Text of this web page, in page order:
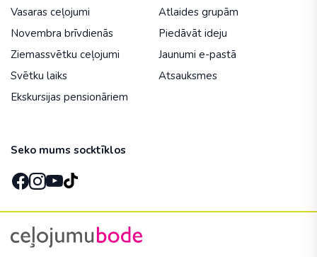
Vasaras ceļojumi
Novembra brīvdienās
Ziemassvētku ceļojumi
Svētku laiks
Ekskursijas pensionāriem
Atlaides grupām
Piedāvāt ideju
Jaunumi e-pastā
Atsauksmes
Seko mums socktīklos